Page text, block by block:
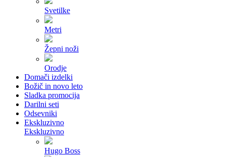
Svetilke
Metri
Žepni noži
Orodje
Domači izdelki
Božič in novo leto
Sladka promocija
Darilni seti
Odsevniki
Ekskluzivno
Ekskluzivno
Hugo Boss